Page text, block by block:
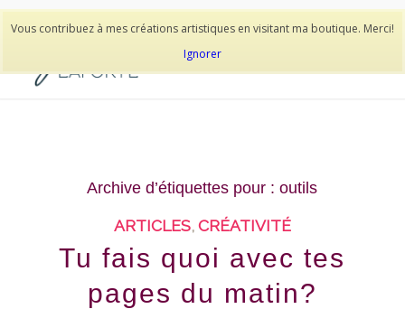
Vous contribuez à mes créations artistiques en visitant ma boutique. Merci!
Ignorer
514-278-9938
Archive d’étiquettes pour :outils
ARTICLES,CRÉATIVITÉ
Tu fais quoi avec tes
pages du matin?